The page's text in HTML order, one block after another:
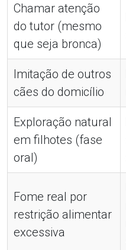
Chamar atenção
do tutor (mesmo
que seja bronca)
Imitação de outros
cães do domicílio
Exploração natural
em filhotes (fase
oral)
Fome real por
restrição alimentar
excessiva